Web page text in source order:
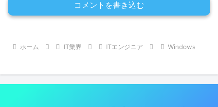
コメントを書き込む
ホーム IT業界 ITエンジニア Windows